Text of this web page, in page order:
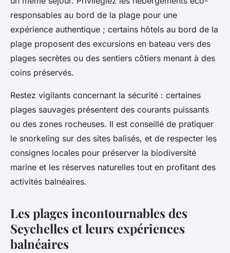
responsables au bord de la plage pour une
expérience authentique ; certains hôtels au bord de la
plage proposent des excursions en bateau vers des
plages secrètes ou des sentiers côtiers menant à des
coins préservés.
Restez vigilants concernant la sécurité : certaines
plages sauvages présentent des courants puissants
ou des zones rocheuses. Il est conseillé de pratiquer
le snorkeling sur des sites balisés, et de respecter les
consignes locales pour préserver la biodiversité
marine et les réserves naturelles tout en profitant des
activités balnéaires.
Les plages incontournables des
Seychelles et leurs expériences
balnéaires